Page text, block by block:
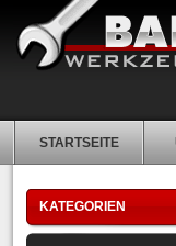
STARTSEITE
KATEGORIEN